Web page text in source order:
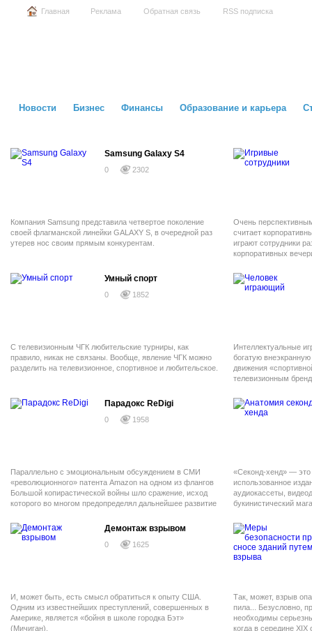
Главная Реклама Обратная связь RSS подписка
Новости Бизнес Финансы Образование и карьера
Samsung Galaxy S4
0 2302
Компания Samsung представила четвертое поколение
своей флагманской линейки GALAXY S, в очередной раз
утерев нос своим прямым конкурентам.
Очень
считает
играют сотрудники
корпоративных
Леонид Эдлин, —
лигу, в которой
Умный спорт
0 1852
С телевизионным ЧГК любительские турниры, как
правило, никак не связаны. Вообще, явление ЧГК можно
разделить на телевизионное, спортивное и любительское.
Интеллектуальные
богатую
движения
телевизионным
Организуются
также турниры в
Парадокс ReDigi
0 1958
Параллельно с эмоциональным обсуждением в СМИ
«революционного» патента Amazon на одном из флангов
Большой копирастической войны шло сражение, исход
которого во многом предопределял дальнейшее развитие
«Секонд-хенд» — это
использованное
аудиокассеты,
букинистический
что представляет
носителе»,
мире цифрового
отдаленно.
Демонтаж взрывом
0 1625
И, может быть, есть смысл обратиться к опыту США.
Одним из известнейших преступлений, совершенных в
Америке, является «бойня в школе городка Бэт»
(Мичиган).
Так, может, взрыв
пила... Безусловно,
необходимы
когда в середине XIX